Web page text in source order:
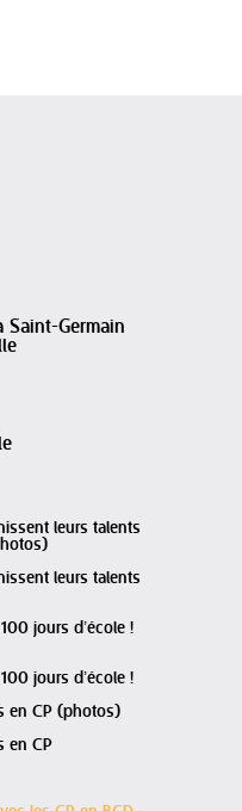
Saint-Germain
leurs talents
leurs talents
jours d’école !
jours d’école !
en CP (photos)
en CP